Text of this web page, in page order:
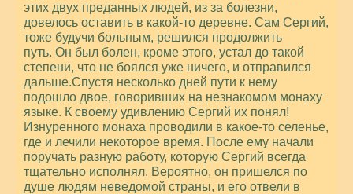
этих двух преданных людей, из за болезни,
довелось оставить в какой-то деревне. Сам Сергий,
тоже будучи больным, решился продолжить
путь. Он был болен, кроме этого, устал до такой
степени, что не боялся уже ничего, и отправился
дальше.Спустя несколько дней пути к нему
подошло двое, говоривших на незнакомом монаху
языке. К своему удивлению Сергий их понял!
Изнуренного монаха проводили в какое-то селенье,
где и лечили некоторое время. После ему начали
поручать разную работу, которую Сергий всегда
тщательно исполнял. Вероятно, он пришелся по
душе людям неведомой страны, и его отвели в